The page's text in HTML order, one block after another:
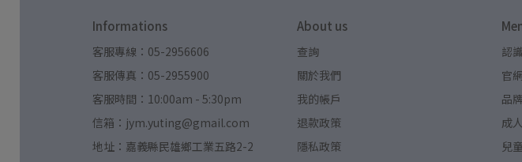
Informations
客服專線：05-2956606
客服傳真：05-2955900
客服時間：10:00am - 5:30pm
信箱：jym.yuting@gmail.com
地址：嘉義縣民雄鄉工業五路2-2
About us
查詢
關於我們
我的帳戶
退款政策
隱私政策
認
官
品
成
兒